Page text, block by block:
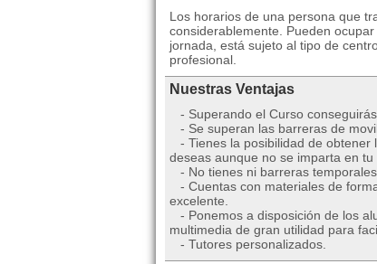
Los horarios de una persona que
considerablemente. Pueden
jornada, está sujeto al tipo de
profesional.
Nuestras Ventajas
- Superando el Curso
- Se superan las barreras de
- Tienes la posibilidad de obtener
deseas aunque no se imparta en tu
- No tienes ni barreras temporales
- Cuentas con materiales de
excelente.
- Ponemos a disposición de los
multimedia de gran utilidad para
- Tutores personalizados.